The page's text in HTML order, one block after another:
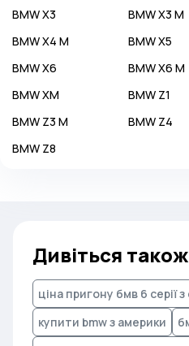
BMWX3 BMWX3 M
BMWX4 M BMWX5
BMWX6 BMWX6 M
BMWXM BMW Z1
BMW Z3 M BMW Z4
BMW Z8
Дивіться також
ціна пригону бмв 6 серії
купити bmw з америки